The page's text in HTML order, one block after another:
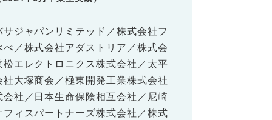
ジャパンリミテッド／株式会社フ
／株式会社アダストリア／株式会
エレクトロニクス株式会社／太平
大塚商会／極東開発工業株式会社
社／日本生命保険相互会社／尼崎
ィスパートナーズ株式会社／株式